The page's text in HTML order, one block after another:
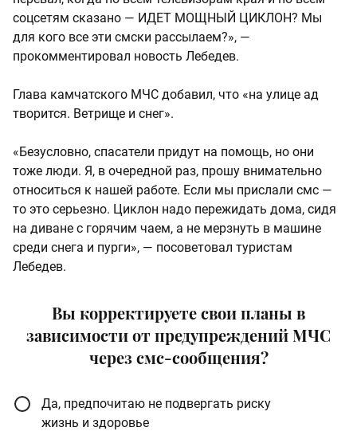
соцсетям сказано — ИДЕТ МОЩНЫЙ ЦИКЛОН? Мы
для кого все эти смски рассылаем?», —
прокомментировал новость Лебедев.
Глава камчатского МЧС добавил, что «на улице ад
творится. Ветрище и снег».
«Безусловно, спасатели придут на помощь, но они
тоже люди. Я, в очередной раз, прошу внимательно
относиться к нашей работе. Если мы прислали смс —
то это серьезно. Циклон надо пережидать дома, сидя
на диване с горячим чаем, а не мерзнуть в машине
среди снега и пурги», — посоветовал туристам
Лебедев.
Вы корректируете свои планы в
зависимости от предупреждений МЧС
через смс-сообщения?
Да, предпочитаю не подвергать риску
жизнь и здоровье